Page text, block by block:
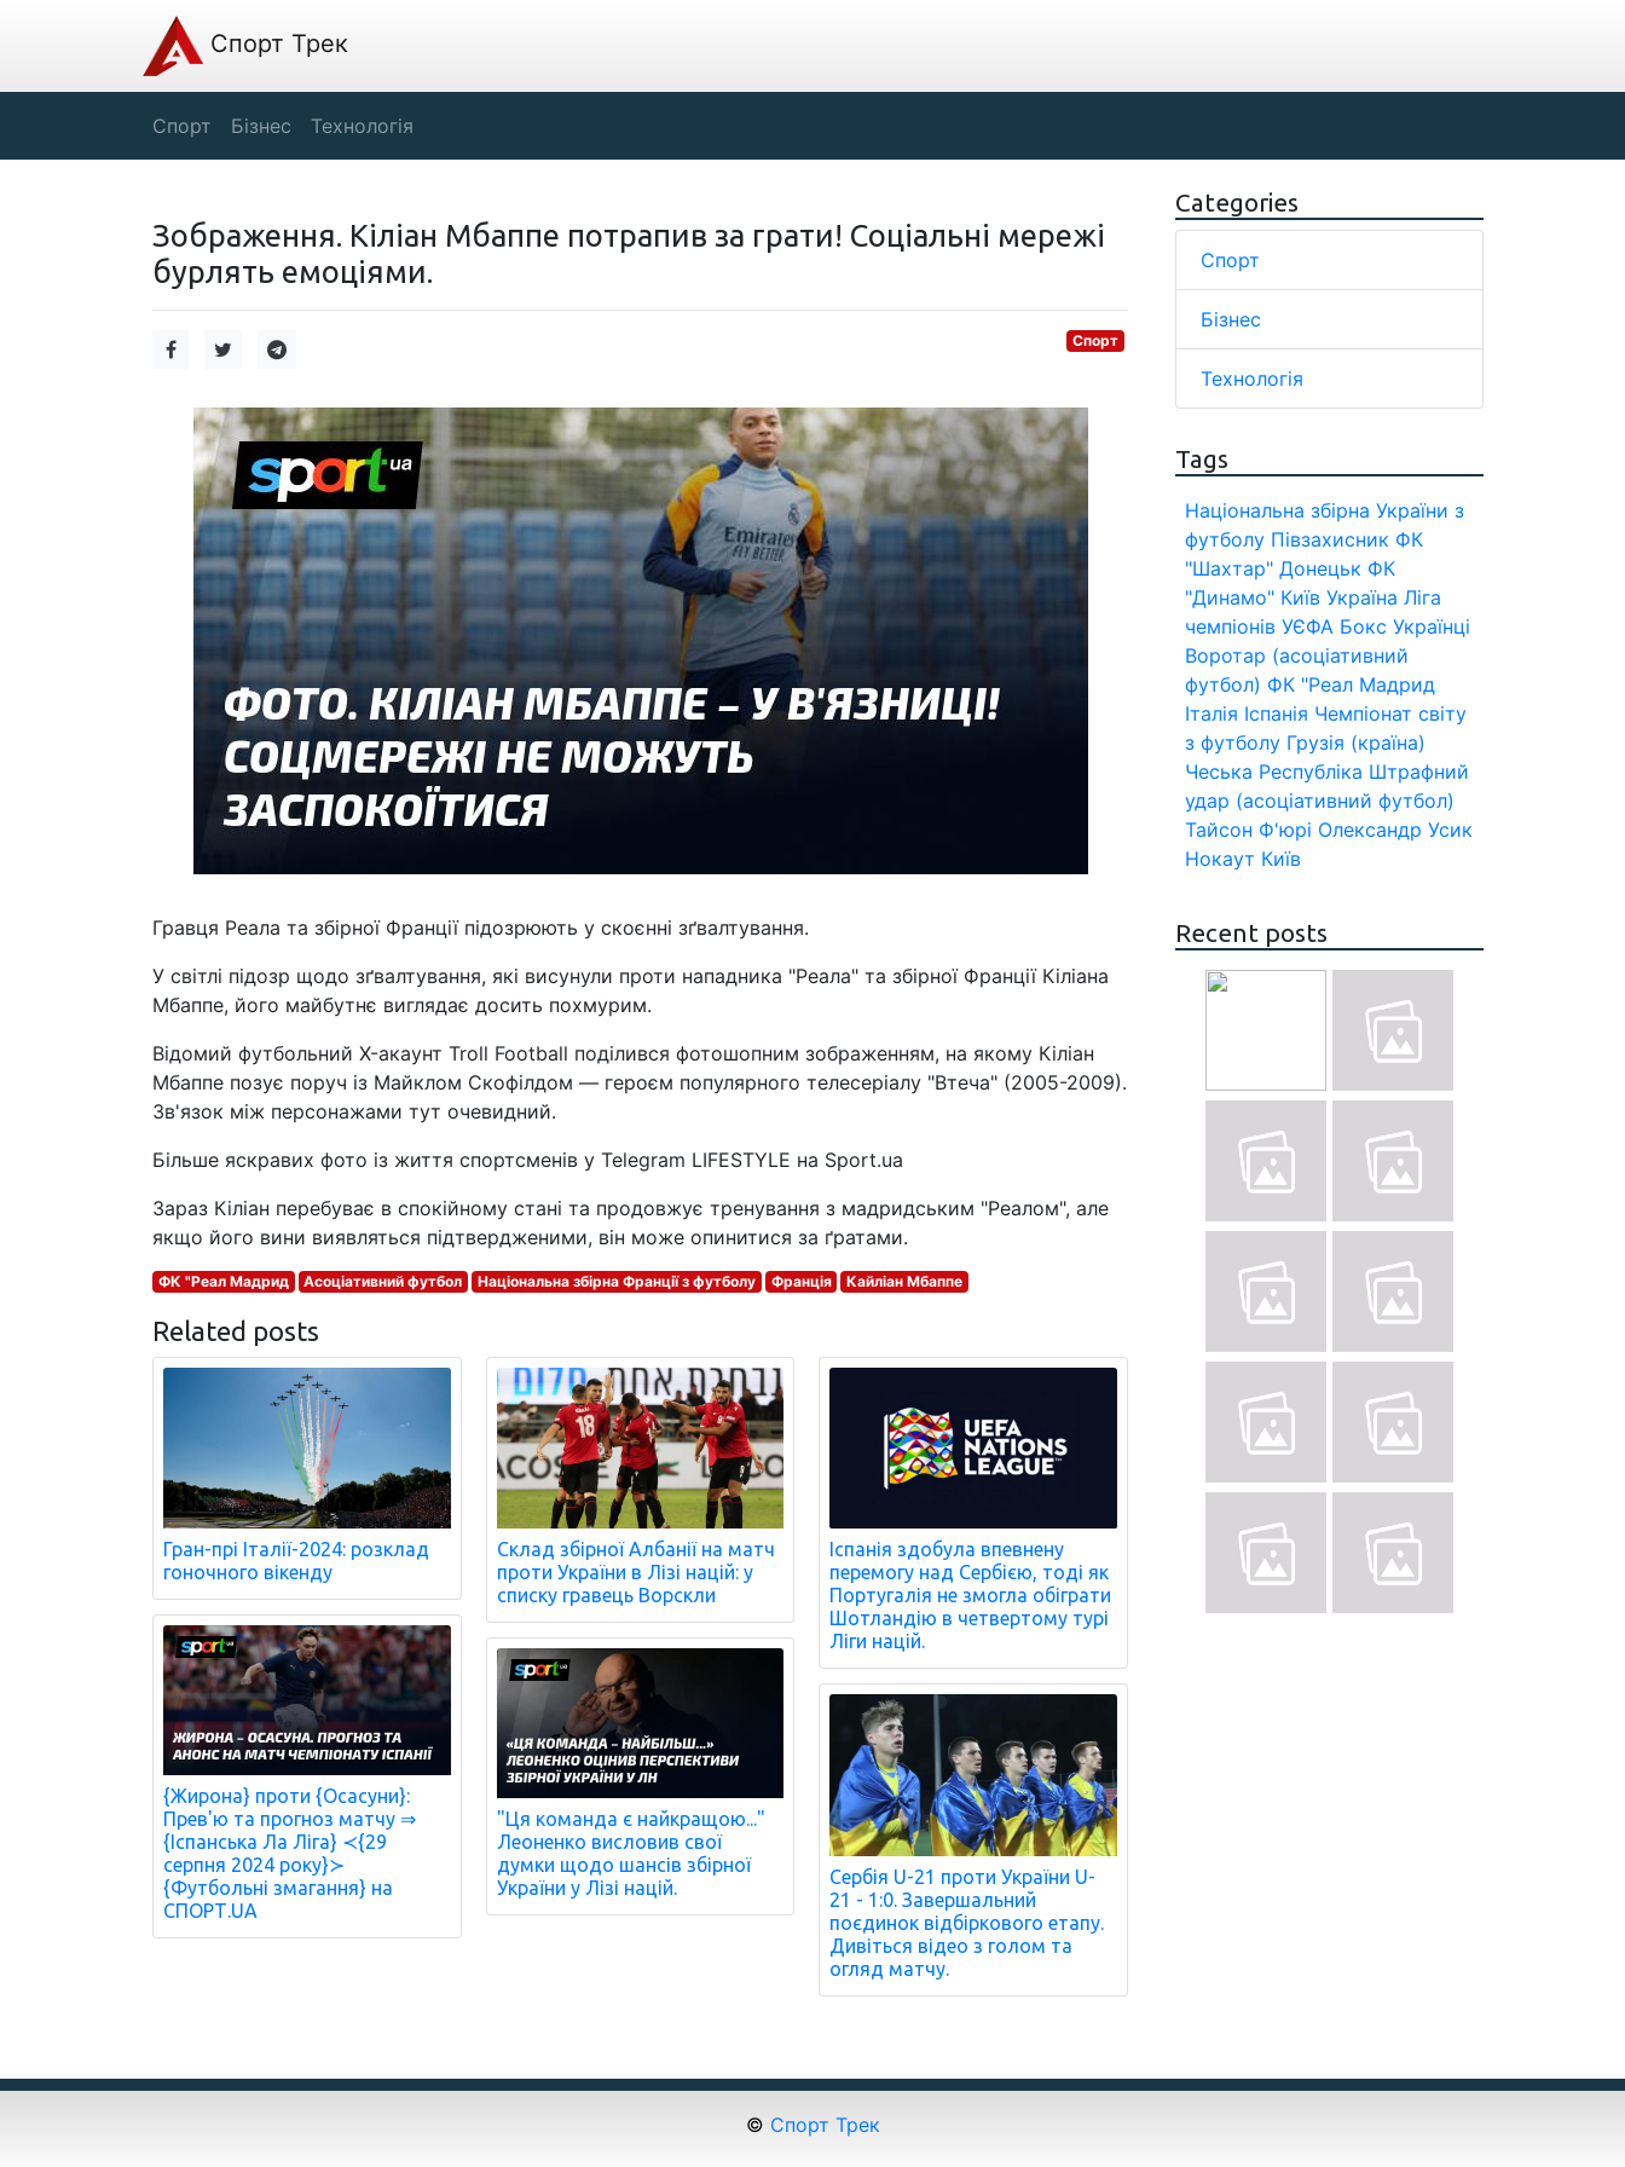
Спорт Трек
Спорт Бізнес Технологія
Зображення. Кіліан Мбаппе потрапив за грати! Соціальні мережі
бурлять емоціями.
Спорт
Гравця Реала та збірної Франції підозрюють у скоєнні зґвалтування.
У світлі підозр щодо зґвалтування, які висунули проти нападника "Реала" та збірної Франції Кіліана
Мбаппе, його майбутнє виглядає досить похмурим.
Відомий футбольний X-акаунт Troll Football поділився фотошопним зображенням, на якому Кіліан
Мбаппе позує поруч із Майклом Скофілдом — героєм популярного телесеріалу "Втеча" (2005-2009).
Зв'язок між персонажами тут очевидний.
Більше яскравих фото із життя спортсменів у Telegram LIFESTYLE на Sport.ua
Зараз Кіліан перебуває в спокійному стані та продовжує тренування з мадридським "Реалом", але
якщо його вини виявляться підтвердженими, він може опинитися за ґратами.
ФК "Реал Мадрид Асоціативний футбол Національна збірна Франції з футболу Франція Кайліан Мбаппе
Related posts
Гран-прі Італії-2024: розклад
гоночного вікенду
{Жирона} проти {Осасуни}:
Прев'ю та прогноз матчу ⇒
{Іспанська Ла Ліга} ≺{29
серпня 2024 року}≻
{Футбольні змагання} на
СПОРТ.UA
Склад збірної Албанії на матч
проти України в Лізі націй: у
списку гравець Ворскли
"Ця команда є найкращою..."
Леоненко висловив свої
думки щодо шансів збірної
України у Лізі націй.
Іспанія здобула впевнену
перемогу над Сербією, тоді як
Португалія не змогла обіграти
Шотландію в четвертому турі
Ліги націй.
Сербія U-21 проти України U-
21 - 1:0. Завершальний
поєдинок відбіркового етапу.
Дивіться відео з голом та
огляд матчу.
Categories
Спорт
Бізнес
Технологія
Tags
Національна збірна України з
футболу Півзахисник ФК
"Шахтар" Донецьк ФК
"Динамо" Київ Україна Ліга
чемпіонів УЄФА Бокс Українці
Воротар (асоціативний
футбол) ФК "Реал Мадрид
Італія Іспанія Чемпіонат світу
з футболу Грузія (країна)
Чеська Республіка Штрафний
удар (асоціативний футбол)
Тайсон Ф'юрі Олександр Усик
Нокаут Київ
Recent posts
© Спорт Трек